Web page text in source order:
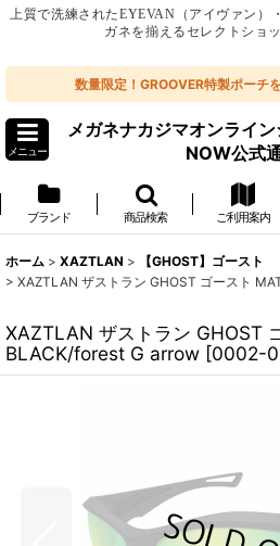
上質で洗練されたEYEVAN（アイヴァン）
ガネを揃えるセレクトショ
数量限定！GROOVER特製ポーチ
メニュー
メガネナカジマオンライ
NOW公式
ブランド 商品検索 ご利用案内
ホーム > XAZTLAN >
【GHOST】ゴースト
> XAZTLAN ザストラン GHOST ゴースト
XAZTLAN ザストラン GHOST
BLACK/forest G arrow [0002-